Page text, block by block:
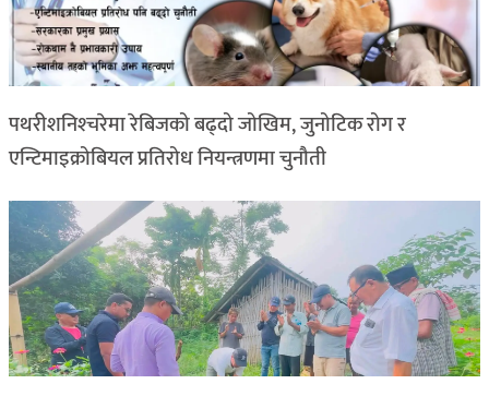
पथरीशनिश्‍चरेमा रेबिजको बढ्दो जोखिम, जुनोटिक रोग र
एन्टिमाइक्रोबियल प्रतिरोध नियन्त्रणमा चुनौती